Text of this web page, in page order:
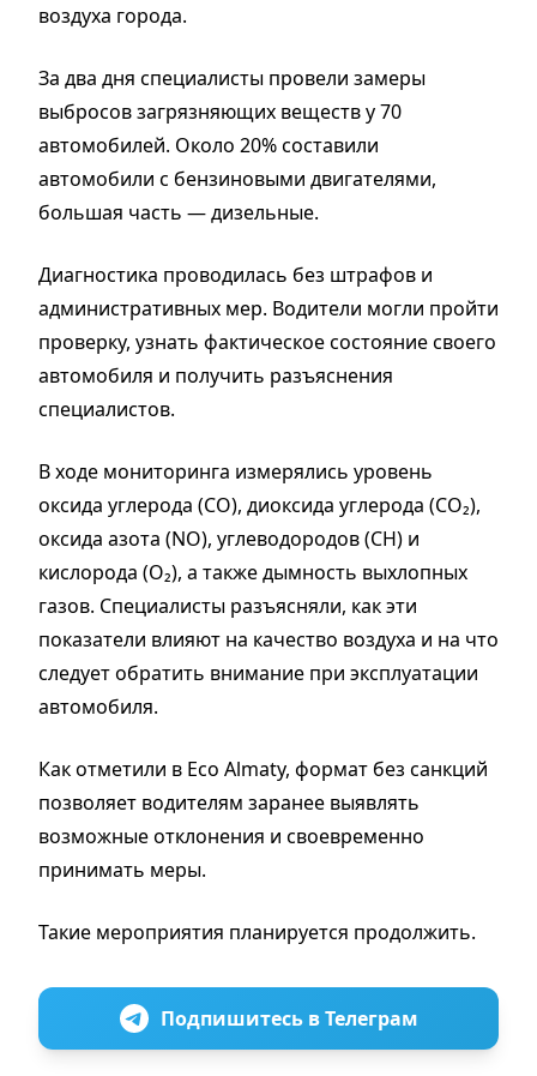
воздуха города.
За два дня специалисты провели замеры
выбросов загрязняющих веществ у 70
автомобилей. Около 20% составили
автомобили с бензиновыми двигателями,
большая часть — дизельные.
Диагностика проводилась без штрафов и
административных мер. Водители могли пройти
проверку, узнать фактическое состояние своего
автомобиля и получить разъяснения
специалистов.
В ходе мониторинга измерялись уровень
оксида углерода (CO), диоксида углерода (CO₂),
оксида азота (NO), углеводородов (CH) и
кислорода (O₂), а также дымность выхлопных
газов. Специалисты разъясняли, как эти
показатели влияют на качество воздуха и на что
следует обратить внимание при эксплуатации
автомобиля.
Как отметили в Eco Almaty, формат без санкций
позволяет водителям заранее выявлять
возможные отклонения и своевременно
принимать меры.
Такие мероприятия планируется продолжить.
Подпишитесь в Телеграм